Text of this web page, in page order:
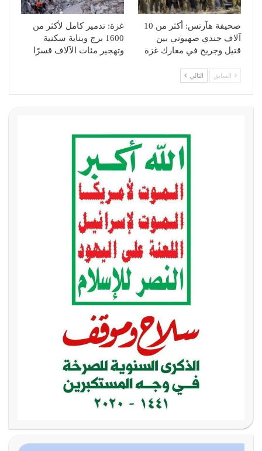
صحيفة هآرتس: أكثر من 10
آلاف جندي صهيوني بين
قتيل وجريح في معارك غزة
غزة: تدمير كامل لأكثر من
1600 برج وبناية سكنية
وتهجير مئات الآلاف قسرًا
السابق التالي